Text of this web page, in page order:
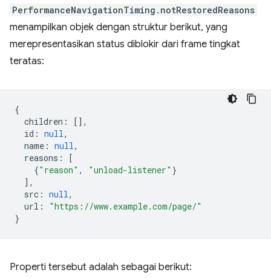
PerformanceNavigationTiming.notRestoredReasons
menampilkan objek dengan struktur berikut, yang
merepresentasikan status diblokir dari frame tingkat
teratas:
{
children :
[],
id : null,
name : null,
reasons :
[
{"reason" , "unload-listener" }
],
src : null,
url :
"https://www.example.com/page/"
}
Properti tersebut adalah sebagai berikut: